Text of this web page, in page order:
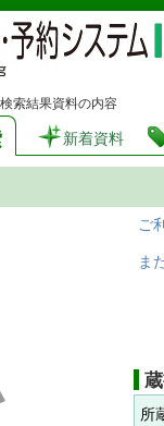
索結果資料の内容
新着資料
ご
ま
所